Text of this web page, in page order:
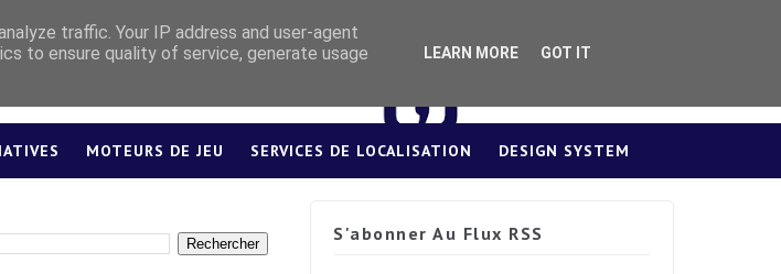
MOTEURS DE JEU SERVICES DE LOCALISATION DESIGN SYSTEM
S'abonner Au Flux RSS
traffic. Your IP address and user-agent
to ensure quality of service, generate usage
LEARN MORE GOT IT